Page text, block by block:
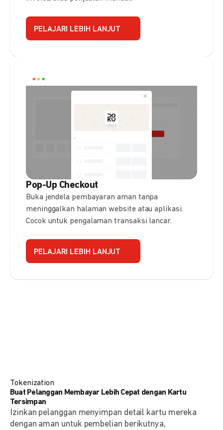
PELAJARI LEBIH LANJUT
Pop-Up Checkout
Buka jendela pembayaran aman tanpa
meninggalkan halaman website atau aplikasi.
Cocok untuk pengalaman transaksi lancar.
PELAJARI LEBIH LANJUT
Tokenization
Buat Pelanggan Membayar Lebih Cepat dengan Kartu
Tersimpan
Izinkan pelanggan menyimpan detail kartu mereka
dengan aman untuk pembelian berikutnya,